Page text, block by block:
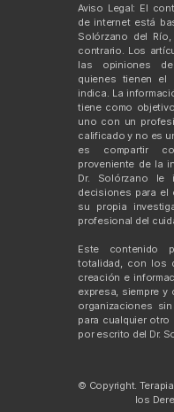
Aviso Legal: El
de internet está
Solórzano del
contrario. Los
las opiniones
quienes tienen
indica. La
tiene como
uno con un
calificado y no es
es compartir
proveniente de la
Dr. Solórzano le
decisiones para el
su propia
profesional del
Este contenido
totalidad, con los
creación e
expresa, siempre
organizaciones
para cualquier
por escrito del Dr.
© Copyright.
los